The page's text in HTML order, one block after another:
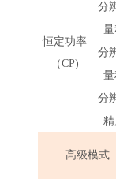
恒定功率
（CP)
分
分
分
高级模式